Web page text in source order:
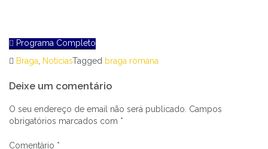
Programa Completo
Braga, NotíciasTagged braga romana
de
artigos
Deixe um comentário
O seu endereço de email não será publicado. Campos
obrigatórios marcados com *
Comentário *